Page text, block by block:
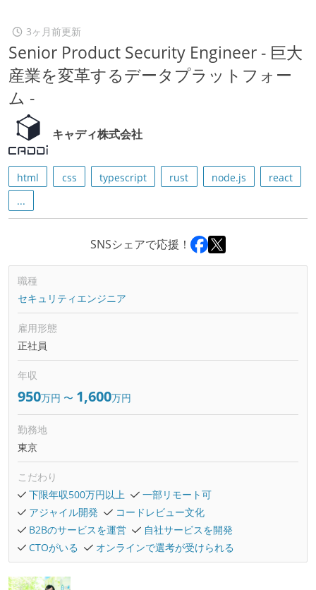
3ヶ月前更新
Senior Product Security Engineer - 巨大
産業を変革するデータプラットフォー
ム -
キャディ株式会社
html css typescript rust node.js
react
...
SNSシェアで応援！
職種
セキュリティエンジニア
雇用形態
正社員
年収
950万円 〜 1,600万円
勤務地
東京
こだわり
下限年収500万円以上
一部リモート可
アジャイル開発
コードレビュー文化
B2Bのサービスを運営
自社サービスを開発
CTOがいる
オンラインで選考が受けられる